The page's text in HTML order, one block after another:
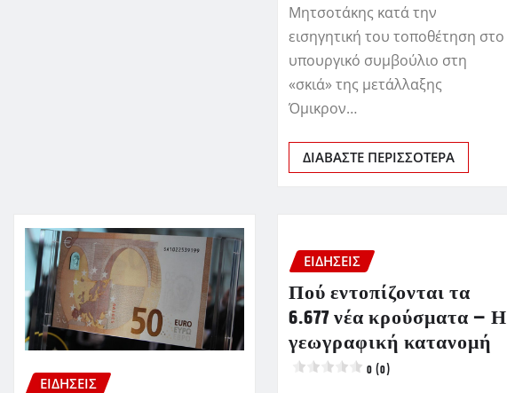
Μητσοτάκης κατά την
εισηγητική του τοποθέτηση στο
υπουργικό συμβούλιο στη
«σκιά» της μετάλλαξης
Όμικρον…
ΔΙΑΒΆΣΤΕ ΠΕΡΙΣΣΌΤΕΡΑ
ΕΙΔΗΣΕΙΣ
ΕΙΔΗΣΕΙΣ
Πού εντοπίζονται τα
6.677 νέα κρούσματα – Η
γεωγραφική κατανομή
0 (0)